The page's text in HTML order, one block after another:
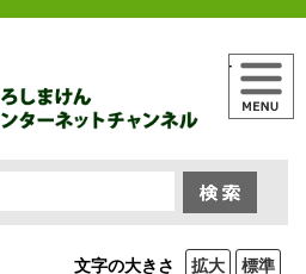
文字の大きさ 拡大 標準
メニュー